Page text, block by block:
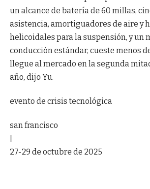
un alcance de batería de 60 millas,
asistencia, amortiguadores de aire y
helicoidales para la suspensión, y un
conducción estándar, cueste menos
llegue al mercado en la segunda
año, dijo Yu.
evento de crisis tecnológica
san francisco
27-29 de octubre de 2025